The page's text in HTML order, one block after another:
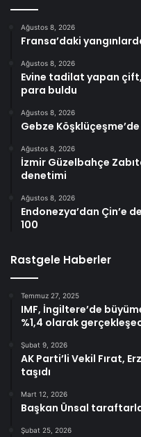
Ağustos 8, 2026
Fransa’daki
Ağustos 8, 2026
Evine tadilat yapan
para buldu
Ağustos 8, 2026
Gebze Köşklüçeşme’de
Ağustos 8, 2026
İzmir Güzelbahçe
denetimi
Ağustos 8, 2026
Endonezya’dan Çin’e
100
Rastgele Haberler
Temmuz 27, 2025
IMF, İngiltere’de
%1,4 olarak
Şubat 9, 2026
AK Parti’li Vekil Fırat,
taşıdı
Mart 12, 2026
Başkan Ünsal
Şubat 25, 2026